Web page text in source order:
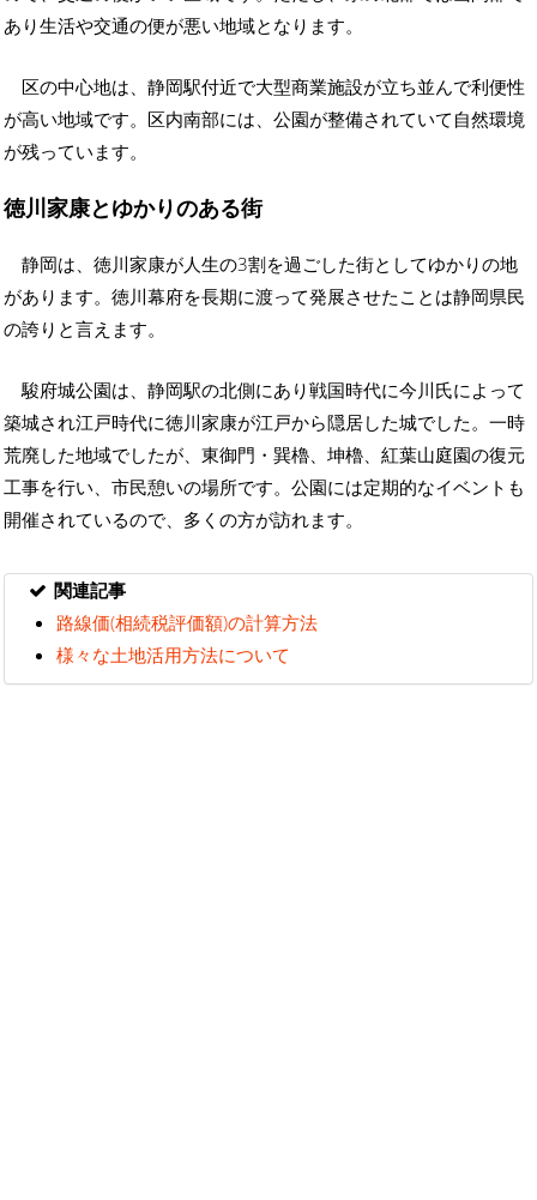
あり生活や交通の便が悪い地域となります。
区の中心地は、静岡駅付近で大型商業施設が立ち並んで利便性
が高い地域です。区内南部には、公園が整備されていて自然環境
が残っています。
徳川家康とゆかりのある街
静岡は、徳川家康が人生の3割を過ごした街としてゆかりの地
があります。徳川幕府を長期に渡って発展させたことは静岡県民
の誇りと言えます。
駿府城公園は、静岡駅の北側にあり戦国時代に今川氏によって
築城され江戸時代に徳川家康が江戸から隠居した城でした。一時
荒廃した地域でしたが、東御門・巽櫓、坤櫓、紅葉山庭園の復元
工事を行い、市民憩いの場所です。公園には定期的なイベントも
開催されているので、多くの方が訪れます。
関連記事
路線価(相続税評価額)の計算方法
様々な土地活用方法について